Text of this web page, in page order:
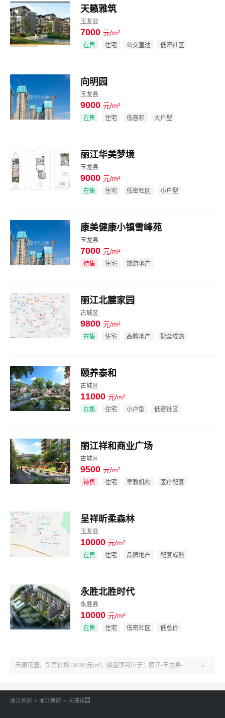
效果图
天籁雅筑
玉龙县
7000 元/m²
在售 住宅 公交直达 低密社区
效果图
向明园
玉龙县
9000 元/m²
在售 住宅 低容积 大户型
效果图
丽江华美梦境
玉龙县
9000 元/m²
在售 住宅 低密社区 小户型
效果图
康美健康小镇雪峰苑
玉龙县
7000 元/m²
待售 住宅 旅游地产
效果图
丽江北麓家园
古城区
9800 元/m²
在售 住宅 品牌地产 配套成熟
效果图
颐养泰和
古城区
11000 元/m²
在售 住宅 小户型 低密社区
效果图
丽江祥和商业广场
古城区
9500 元/m²
待售 住宅 早教机构 医疗配套
呈祥昕柔森林
玉龙县
10000 元/m²
在售 住宅 品牌地产 配套成熟
效果图
永胜北胜时代
永胜县
10000 元/m²
在售 住宅 低密社区 低总价
天德花园，新房价格10000元/㎡，楼盘项目位于：丽江-玉龙县-丽江玉龙县玉龙纳西族自治县黄山镇嘉乐路嘉乐村91号。了解更多楼盘售楼电话、房价、户型、绿化率、周边配套、产权、物业、开发商等天德花园楼盘信息，关注吉屋丽江天德花园！ 
丽江买房 > 丽江新房 > 天德花园